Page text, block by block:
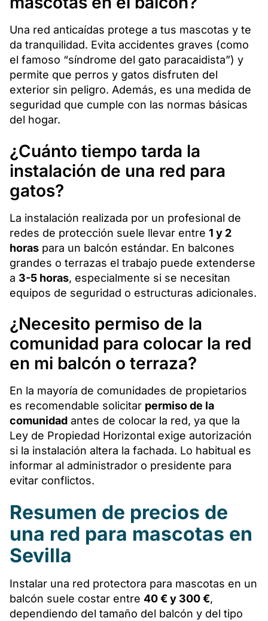
Una red anticaídas protege a tus mascotas y te
da tranquilidad. Evita accidentes graves (como
el famoso “síndrome del gato paracaidista”) y
permite que perros y gatos disfruten del
exterior sin peligro. Además, es una medida de
seguridad que cumple con las normas básicas
del hogar.
¿Cuánto tiempo tarda la
instalación de una red para
gatos?
La instalación realizada por un profesional de
redes de protección suele llevar entre 1 y 2
horas para un balcón estándar. En balcones
grandes o terrazas el trabajo puede extenderse
a 3-5 horas, especialmente si se necesitan
equipos de seguridad o estructuras adicionales.
¿Necesito permiso de la
comunidad para colocar la red
en mi balcón o terraza?
En la mayoría de comunidades de propietarios
es recomendable solicitar permiso de la
comunidad antes de colocar la red, ya que la
Ley de Propiedad Horizontal exige autorización
si la instalación altera la fachada. Lo habitual es
informar al administrador o presidente para
evitar conflictos.
Resumen de precios de
una red para mascotas en
Sevilla
Instalar una red protectora para mascotas en un
balcón suele costar entre 40 € y 300 €,
dependiendo del tamaño del balcón y del tipo